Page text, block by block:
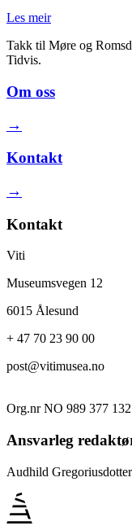
Les meir
Takk til Møre og
Tidvis.
Om oss
→
Kontakt
→
Kontakt
Viti
Museumsvegen 12
6015 Ålesund
+ 47 70 23 90 00
post@vitimusea.no
Org.nr NO 989 377
Ansvarleg
Audhild